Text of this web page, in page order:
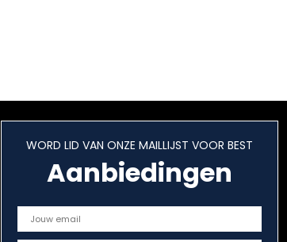
WORD LID VAN ONZE MAILLIJST VOOR BEST
Aanbiedingen